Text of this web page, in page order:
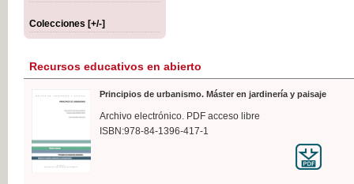
Colecciones [+/-]
Recursos educativos en abierto
Principios de urbanismo. Máster en jardinería y paisaje
Archivo electrónico. PDF acceso libre
ISBN:978-84-1396-417-1